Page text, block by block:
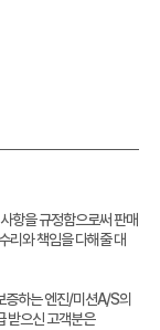
항을 규정함으로써 판매
리와 책임을 다해줄 대
증하는 엔진/미션A/S의
받으신 고객분은